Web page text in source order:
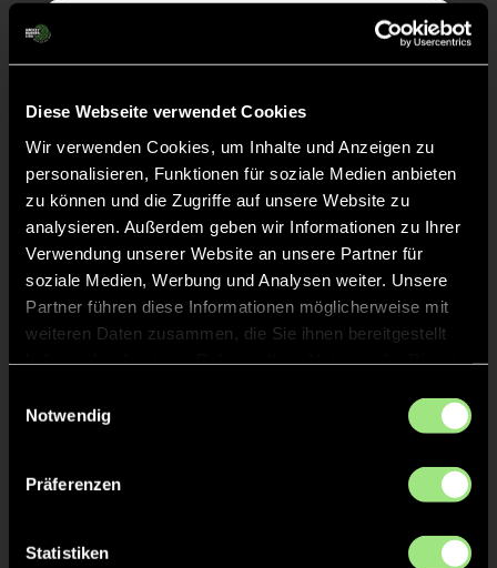
Diese Webseite verwendet Cookies
Wir verwenden Cookies, um Inhalte und Anzeigen zu
personalisieren, Funktionen für soziale Medien anbieten
zu können und die Zugriffe auf unsere Website zu
analysieren. Außerdem geben wir Informationen zu Ihrer
Verwendung unserer Website an unsere Partner für
soziale Medien, Werbung und Analysen weiter. Unsere
Partner führen diese Informationen möglicherweise mit
weiteren Daten zusammen, die Sie ihnen bereitgestellt
Notwendig
Präferenzen
Statistiken
Spiel beendet
TOR 6:0, FELDTOR
17' TOR 5:0, FELDTOR
16' TOR 4:0, FELDTOR